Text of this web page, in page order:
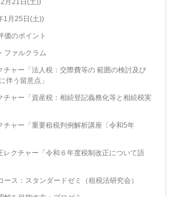
月21日(土))
1月25日(土))
価のポイント
ファルクラム
チャー「法人税：交際費等の 範囲の検討及び
伴う留意点」
チャー「資産税：相続登記義務化等と相続税実
チャー「重要租税判例解析講座〔令和5年
レクチャー「令和６年度税制改正について語
ース：スタンダードゼミ（租税法研究会）